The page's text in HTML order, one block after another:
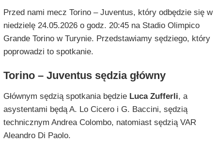
Przed nami mecz Torino – Juventus, który odbędzie się w
niedzielę 24.05.2026 o godz. 20:45 na Stadio Olimpico
Grande Torino w Turynie. Przedstawiamy sędziego, który
poprowadzi to spotkanie.
Torino – Juventus sędzia główny
Głównym sędzią spotkania będzie Luca Zufferli, a
asystentami będą A. Lo Cicero i G. Baccini, sędzią
technicznym Andrea Colombo, natomiast sędzią VAR
Aleandro Di Paolo.